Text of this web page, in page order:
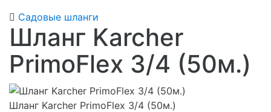
Садовые шланги
Шланг Karcher
PrimoFlex 3/4 (50м.)
Шланг Karcher PrimoFlex 3/4 (50м.)